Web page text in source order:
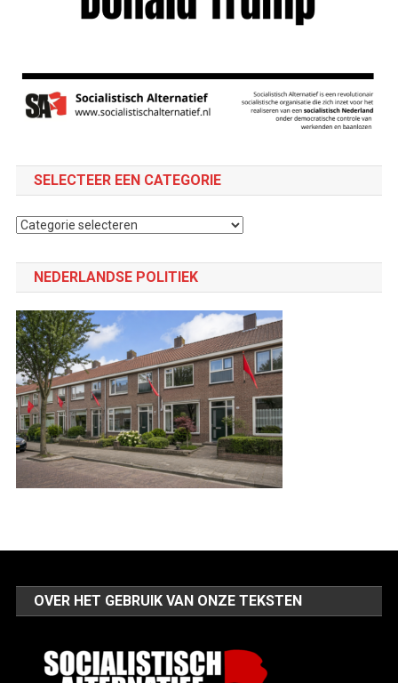
SELECTEER EEN CATEGORIE
Selecteer
NEDERLANDSE POLITIEK
OVER HET GEBRUIK VAN ONZE TEKSTEN